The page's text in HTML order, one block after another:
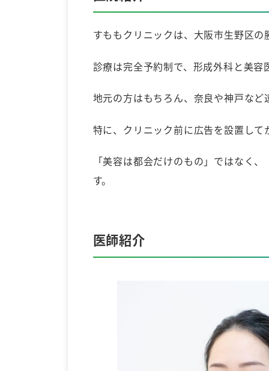
すももクリニックは、大阪市生野区
診療は完全予約制で、形成外科と美
地元の方はもちろん、奈良や神戸な
特に、クリニック前に広告を設置し
「美容は都会だけのもの」ではなく
す。
医師紹介